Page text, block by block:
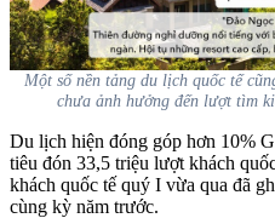
Một số nền tảng du lịch quốc tế
chưa ảnh hưởng đến lượt tìm
Du lịch hiện đóng góp hơn 10%
tiêu đón 33,5 triệu lượt khách
khách quốc tế quý I vừa qua đã
cùng kỳ năm trước.